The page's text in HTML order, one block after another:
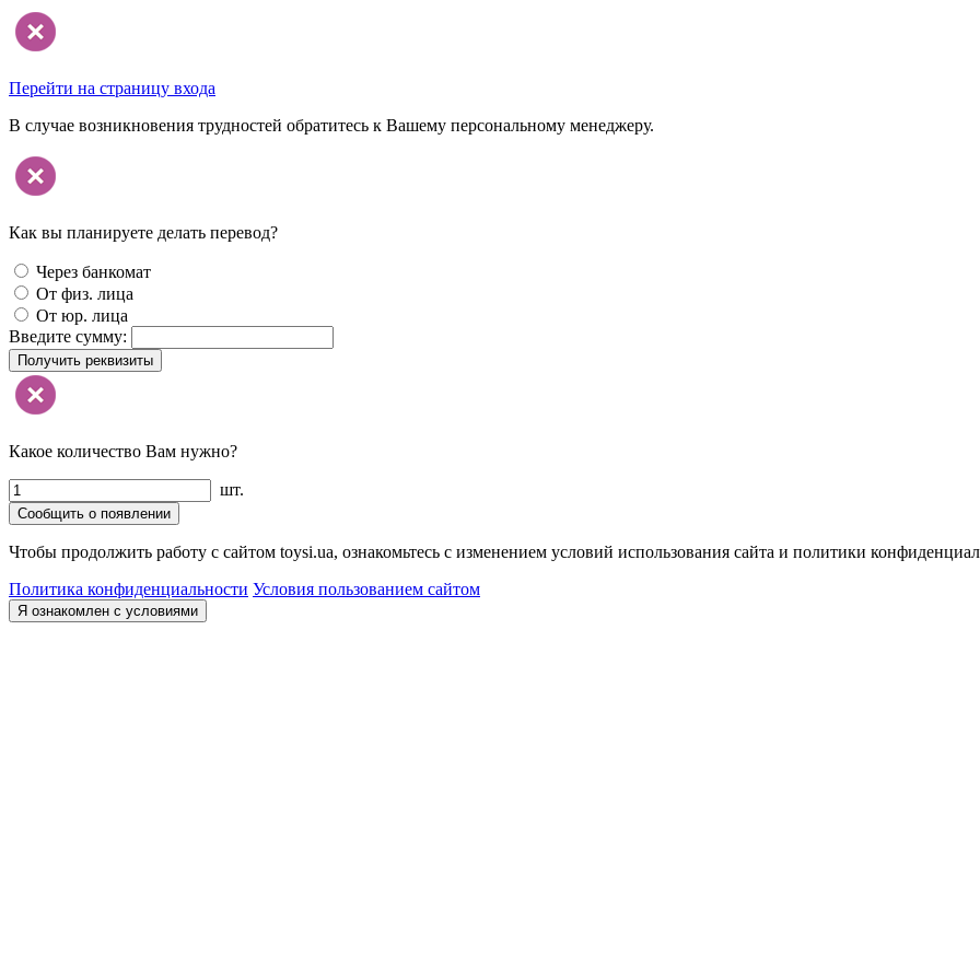
Перейти на страницу входа
В случае возникновения трудностей обратитесь к Вашему персональному менеджеру.
Как вы планируете делать перевод?
Через банкомат
От физ. лица
От юр. лица
Введите сумму:
Получить реквизиты
Какое количество Вам нужно?
шт.
Сообщить о появлении
Чтобы продолжить работу с сайтом toysi.ua, ознакомьтесь с изменением условий использования сайта и политики
Политика конфиденциальности Условия пользованием сайтом
Я ознакомлен с условиями